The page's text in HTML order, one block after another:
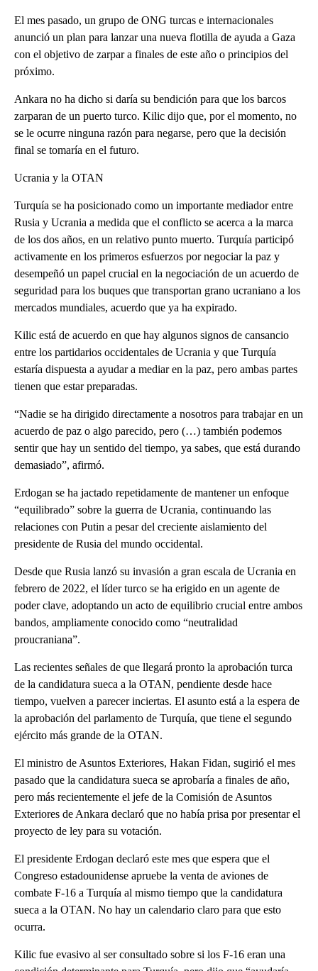
El mes pasado, un grupo de ONG turcas e internacionales
anunció un plan para lanzar una nueva flotilla de ayuda a Gaza
con el objetivo de zarpar a finales de este año o principios del
próximo.
Ankara no ha dicho si daría su bendición para que los barcos
zarparan de un puerto turco. Kilic dijo que, por el momento, no
se le ocurre ninguna razón para negarse, pero que la decisión
final se tomaría en el futuro.
Ucrania y la OTAN
Turquía se ha posicionado como un importante mediador entre
Rusia y Ucrania a medida que el conflicto se acerca a la marca
de los dos años, en un relativo punto muerto. Turquía participó
activamente en los primeros esfuerzos por negociar la paz y
desempeñó un papel crucial en la negociación de un acuerdo de
seguridad para los buques que transportan grano ucraniano a los
mercados mundiales, acuerdo que ya ha expirado.
Kilic está de acuerdo en que hay algunos signos de cansancio
entre los partidarios occidentales de Ucrania y que Turquía
estaría dispuesta a ayudar a mediar en la paz, pero ambas partes
tienen que estar preparadas.
“Nadie se ha dirigido directamente a nosotros para trabajar en un
acuerdo de paz o algo parecido, pero (…) también podemos
sentir que hay un sentido del tiempo, ya sabes, que está durando
demasiado”, afirmó.
Erdogan se ha jactado repetidamente de mantener un enfoque
“equilibrado” sobre la guerra de Ucrania, continuando las
relaciones con Putin a pesar del creciente aislamiento del
presidente de Rusia del mundo occidental.
Desde que Rusia lanzó su invasión a gran escala de Ucrania en
febrero de 2022, el líder turco se ha erigido en un agente de
poder clave, adoptando un acto de equilibrio crucial entre ambos
bandos, ampliamente conocido como “neutralidad
proucraniana”.
Las recientes señales de que llegará pronto la aprobación turca
de la candidatura sueca a la OTAN, pendiente desde hace
tiempo, vuelven a parecer inciertas. El asunto está a la espera de
la aprobación del parlamento de Turquía, que tiene el segundo
ejército más grande de la OTAN.
El ministro de Asuntos Exteriores, Hakan Fidan, sugirió el mes
pasado que la candidatura sueca se aprobaría a finales de año,
pero más recientemente el jefe de la Comisión de Asuntos
Exteriores de Ankara declaró que no había prisa por presentar el
proyecto de ley para su votación.
El presidente Erdogan declaró este mes que espera que el
Congreso estadounidense apruebe la venta de aviones de
combate F-16 a Turquía al mismo tiempo que la candidatura
sueca a la OTAN. No hay un calendario claro para que esto
ocurra.
Kilic fue evasivo al ser consultado sobre si los F-16 eran una